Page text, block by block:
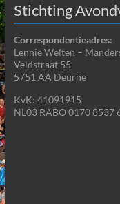
Stichting
Correspondentieadres:
Lennie Welten –
Veldstraat 55
5751 AA Deurne
KvK: 41091915
NL03 RABO 0170 8537